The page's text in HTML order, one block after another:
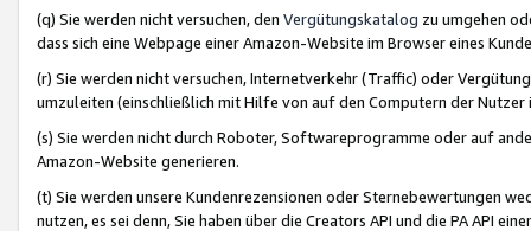
(q) Sie werden nicht versuchen, den Vergütungskatalog zu umgehen
dass sich eine Webpage einer Amazon-Website im Browser eines
(r) Sie werden nicht versuchen, Internetverkehr (Traffic) oder
umzuleiten (einschließlich mit Hilfe von auf den Computern der
(s) Sie werden nicht durch Roboter, Softwareprogramme oder auf
Amazon-Website generieren.
(t) Sie werden unsere Kundenrezensionen oder Sternebewertungen
nutzen, es sei denn, Sie haben über die Creators API und die PA API